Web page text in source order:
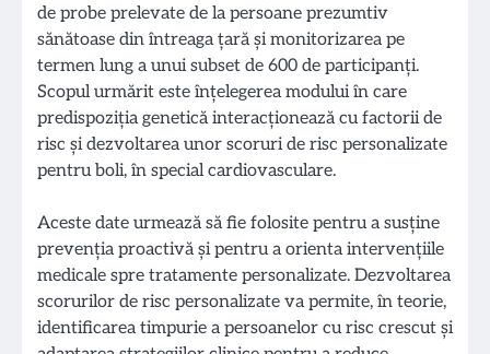
de probe prelevate de la persoane prezumtiv
sănătoase din întreaga țară și monitorizarea pe
termen lung a unui subset de 600 de participanți.
Scopul urmărit este înțelegerea modului în care
predispoziția genetică interacționează cu factorii de
risc și dezvoltarea unor scoruri de risc personalizate
pentru boli, în special cardiovasculare.
Aceste date urmează să fie folosite pentru a susține
prevenția proactivă și pentru a orienta intervențiile
medicale spre tratamente personalizate. Dezvoltarea
scorurilor de risc personalizate va permite, în teorie,
identificarea timpurie a persoanelor cu risc crescut și